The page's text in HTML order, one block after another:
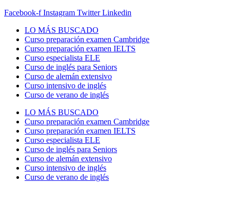
Facebook-f Instagram Twitter Linkedin
LO MÁS BUSCADO
Curso preparación examen Cambridge
Curso preparación examen IELTS
Curso especialista ELE
Curso de inglés para Seniors
Curso de alemán extensivo
Curso intensivo de inglés
Curso de verano de inglés
LO MÁS BUSCADO
Curso preparación examen Cambridge
Curso preparación examen IELTS
Curso especialista ELE
Curso de inglés para Seniors
Curso de alemán extensivo
Curso intensivo de inglés
Curso de verano de inglés